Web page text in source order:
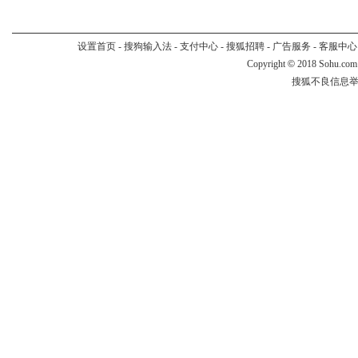
设置首页- 搜狗输入法- 支付中心- 搜狐招聘- 广告服务 - 客服中心
Copyright © 2018
搜狐不良信息